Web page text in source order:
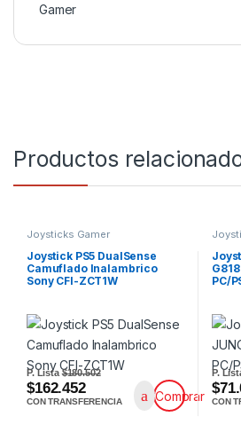
Gamer
Productos
Joysticks Gamer
Joystick PS5 DualSense
Camuflado Inalambrico
Sony CFI-ZCT1W
P. Lista$180.502
$162.452
CON TRANSFERENCIA Comprar
PC/
P.
CON